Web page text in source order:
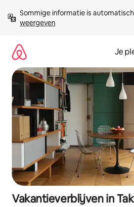
direct
naar
Sommige informatie is
weergeven
Je
Vakantieverblijven in